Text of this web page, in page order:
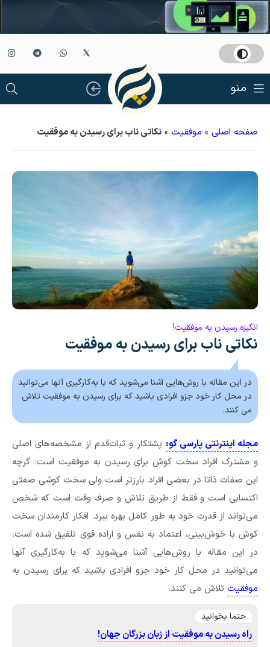
منو
صفحه اصلی » موفقیت » نکاتی ناب برای رسیدن به موفقیت
انگیزه رسیدن به موفقیت!
نکاتی ناب برای رسیدن به موفقیت
در این مقاله با روش‌هایی آشنا می‌شوید که با به‌کارگیری آنها می‌توانید
در محل کار خود جزو افرادی باشید که برای رسیدن به موفقیت تلاش
می کنند.
مجله اینترنتی پارسی گو: پشتکار و ثبات‌قدم از مشخصه‌های اصلی
و مشترک افراد سخت‌ کوش برای رسیدن به موفقیت است. گرچه
این صفات ذاتا در بعضی افراد بارزتر است ولی سخت کوشی صفتی
اکتسابی است و فقط از طریق تلاش و صرف وقت است که شخص
می‌تواند از قدرت‌ خود به طور کامل بهره ببرد. افکار کارمندان سخت‌
کوش با خوش‌بینی، اعتماد به‌ نفس و اراده قوی تلفیق شده است.
در این مقاله با روش‌هایی آشنا می‌شوید که با به‌کارگیری آنها
می‌توانید در محل کار خود جزو افرادی باشید که برای رسیدن به
موفقیت تلاش می کنند.
حتما بخوانید
راه رسیدن به موفقیت از زبان بزرگان جهان!